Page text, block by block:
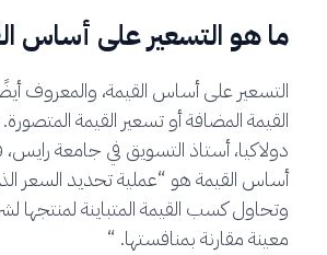
ما هو التسعير على أساس
التسعير على أساس القيمة، والمعروف
القيمة المضافة أو تسعير القيمة المتصورة.
دولاكيا، أستاذ التسويق في جامعة رايس،
أساس القيمة هو “عملية تحديد السعر الذي
وتحاول كسب القيمة المتباينة لمنتجها
معينة مقارنة بمنافستها. “